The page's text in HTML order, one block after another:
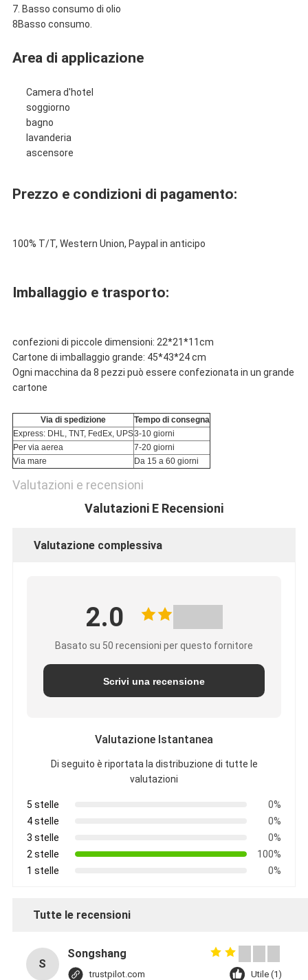
7. Basso consumo di olio
8Basso consumo.
Area di applicazione
Camera d'hotel
soggiorno
bagno
lavanderia
ascensore
Prezzo e condizioni di pagamento:
100% T/T, Western Union, Paypal in anticipo
Imballaggio e trasporto:
confezioni di piccole dimensioni: 22*21*11cm
Cartone di imballaggio grande: 45*43*24 cm
Ogni macchina da 8 pezzi può essere confezionata in un grande
cartone
Via di spedizione
Tempo di consegna
Express: DHL, TNT, FedEx, UPS3-10 giorni
Per via aerea
7-20 giorni
Via mare
Da 15 a 60 giorni
Valutazioni e recensioni
Valutazioni E Recensioni
Valutazione complessiva
2.0
Basato su 50 recensioni per questo fornitore
Scrivi una recensione
Valutazione Istantanea
Di seguito è riportata la distribuzione di tutte le
valutazioni
5 stelle
0%
4 stelle
0%
3 stelle
0%
2 stelle
100%
1 stelle
0%
Tutte le recensioni
S
Songshang
trustpilot.com Utile (1)